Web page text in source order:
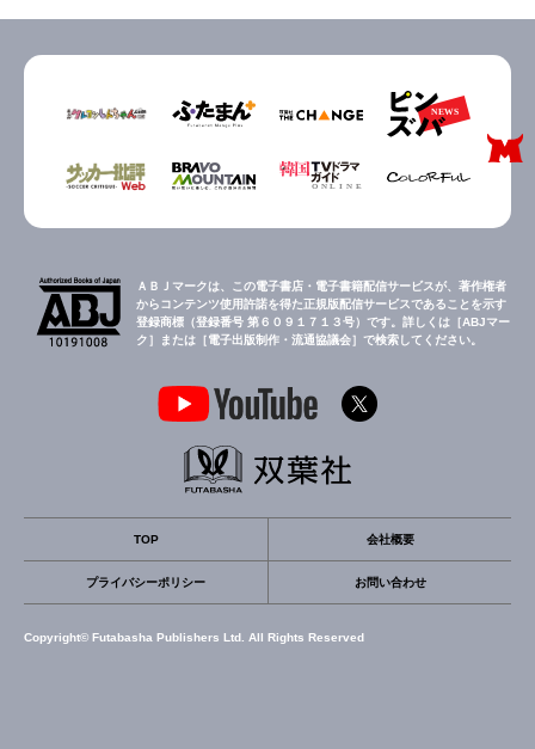
ＡＢＪマークは、この電子書店・電子書籍配信サービスが、著作権者
からコンテンツ使用許諾を得た正規版配信サービスであることを示す
登録商標（登録番号 第６０９１７１３号）です。詳しくは［ABJマー
ク］または［電子出版制作・流通協議会］で検索してください。
TOP 会社概要
プライバシーポリシー お問い合わせ
Copyright© Futabasha Publishers Ltd. All Rights Reserved